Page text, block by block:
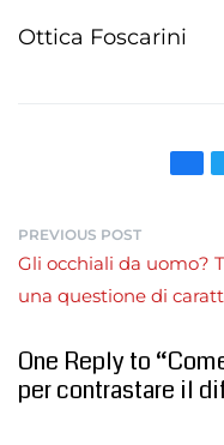
Ottica Foscarini
PREVIOUS POST
Gli occhiali da uomo?
una questione di
One Reply to
per contrastare il